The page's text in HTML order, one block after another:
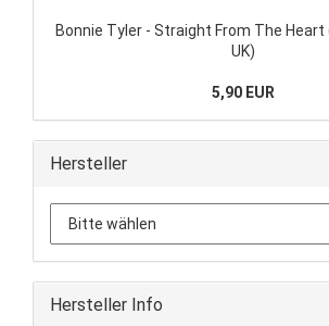
Bonnie Tyler - Straight From The Heart
UK)
5,90 EUR
Hersteller
Hersteller Info